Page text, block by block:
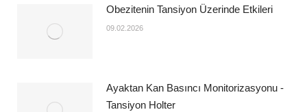
Obezitenin Tansiyon Üzerinde Etkileri
09.02.2026
Ayaktan Kan Basıncı Monitorizasyonu -
Tansiyon Holter